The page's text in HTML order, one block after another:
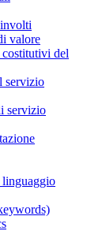
valore
del
servizio
servizio
linguaggio